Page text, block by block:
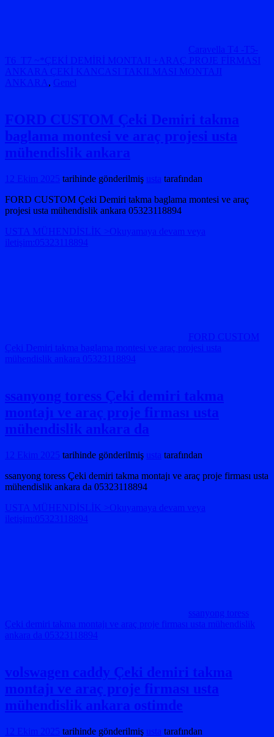
Caravella T4 -T5-
T6 T7 ~*ÇEKİ DEMİRİ MONTAJI +ARAÇ PROJE FİRMASI
ANKARA ÇEKİ KANCASI TAKILMASI MONTAJI
ANKARA, Genel
FORD CUSTOM Çeki Demiri takma
baglama montesi ve araç projesi usta
mühendislik ankara
12 Ekim 2025 tarihinde gönderilmiş usta tarafından
FORD CUSTOM Çeki Demiri takma baglama montesi ve araç
projesi usta mühendislik ankara 05323118894
USTA MÜHENDİSLİK >Okuyamaya devam veya
iletişim:05323118894
FORD CUSTOM
Çeki Demiri takma baglama montesi ve araç projesi usta
mühendislik ankara 05323118894
ssanyong toress Çeki demiri takma
montajı ve araç proje firması usta
mühendislik ankara da
12 Ekim 2025 tarihinde gönderilmiş usta tarafından
ssanyong toress Çeki demiri takma montajı ve araç proje firması usta
mühendislik ankara da 05323118894
USTA MÜHENDİSLİK >Okuyamaya devam veya
iletişim:05323118894
ssanyong toress
Çeki demiri takma montajı ve araç proje firması usta mühendislik
ankara da 05323118894
volswagen caddy Çeki demiri takma
montajı ve araç proje firması usta
mühendislik ankara ostimde
12 Ekim 2025 tarihinde gönderilmiş usta tarafından